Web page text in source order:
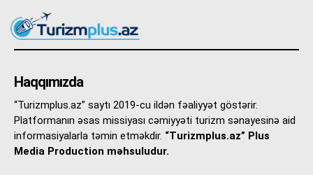
Haqqımızda
“Turizmplus.az” saytı 2019-cu ildən fəaliyyət göstərir.
Platformanın əsas missiyası cəmiyyəti turizm sənayesinə aid
informasiyalarla təmin etməkdir. “Turizmplus.az” Plus
Media Production məhsuludur.